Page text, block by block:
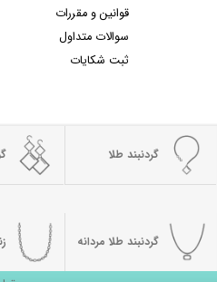
قوانین و مقررات
سوالات متداول
ثبت شکایات
گردنبند طلا
گردنبند طلا مردانه